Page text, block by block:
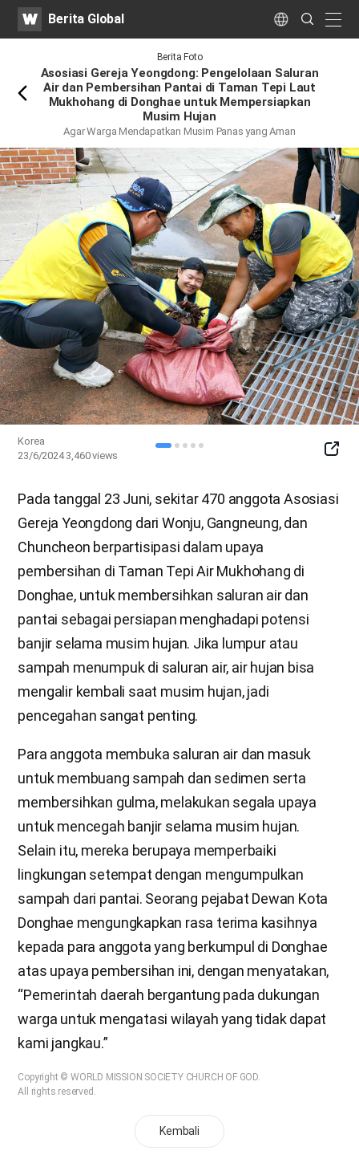
WATVBerita Global Language
Search
Submit
Berita Foto
Asosiasi Gereja Yeongdong: Pengelolaan Saluran
Air dan Pembersihan Pantai di Taman Tepi Laut
Mukhohang di Donghae untuk Mempersiapkan
Musim Hujan
Agar Warga Mendapatkan Musim Panas yang Aman
Korea
23/6/2024 3,460views
SNS
Pada tanggal 23 Juni, sekitar 470 anggota Asosiasi
Gereja Yeongdong dari Wonju, Gangneung, dan
Chuncheon berpartisipasi dalam upaya
pembersihan di Taman Tepi Air Mukhohang di
Donghae, untuk membersihkan saluran air dan
pantai sebagai persiapan menghadapi potensi
banjir selama musim hujan. Jika lumpur atau
sampah menumpuk di saluran air, air hujan bisa
mengalir kembali saat musim hujan, jadi
pencegahan sangat penting.
Para anggota membuka saluran air dan masuk
untuk membuang sampah dan sedimen serta
membersihkan gulma, melakukan segala upaya
untuk mencegah banjir selama musim hujan.
Selain itu, mereka berupaya memperbaiki
lingkungan setempat dengan mengumpulkan
sampah dari pantai. Seorang pejabat Dewan Kota
Donghae mengungkapkan rasa terima kasihnya
kepada para anggota yang berkumpul di Donghae
atas upaya pembersihan ini, dengan menyatakan,
“Pemerintah daerah bergantung pada dukungan
warga untuk mengatasi wilayah yang tidak dapat
kami jangkau.”
Copyright © WORLD MISSION SOCIETY CHURCH OF GOD.
All rights reserved.
Kembali